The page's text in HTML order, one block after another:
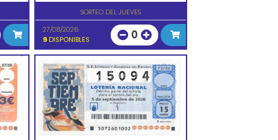
SORTEO DEL JUEVES
27/08/2026
9DISPONIBLES 0